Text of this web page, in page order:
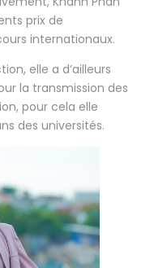
prix de
internationaux.
elle a d’ailleurs
la transmission des
pour cela elle
des universités.